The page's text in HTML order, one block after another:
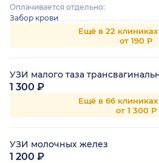
Оплачивается отдельно:
Забор крови
Ещё в 22
от 190 Р
УЗИ малого таза
1 300 ₽
Ещё в 66
от 1 300 Р
УЗИ молочных желез
1 200 ₽